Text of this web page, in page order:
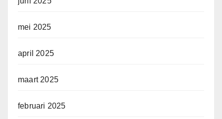
mei 2025
april 2025
maart 2025
februari 2025